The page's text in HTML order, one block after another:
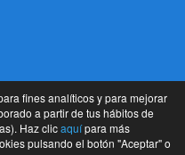
de recambios de Gira
fines analíticos y para mejorar
a partir de tus hábitos de
Haz clicaquípara más
pulsando el botón "Aceptar" o